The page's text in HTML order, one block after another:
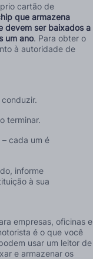
cartão de
que armazena
devem ser baixados a
um ano. Para obter o
à autoridade de
terminar.
cada um é
informe
à sua
empresas, oficinas e
é o que você
usar um leitor de
e armazenar os